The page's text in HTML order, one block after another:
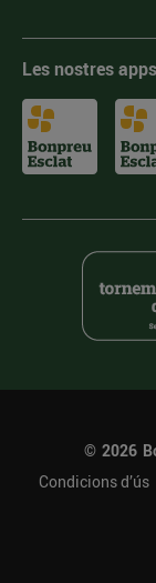
Les nostres apps
© 2026
Condicions d’ús